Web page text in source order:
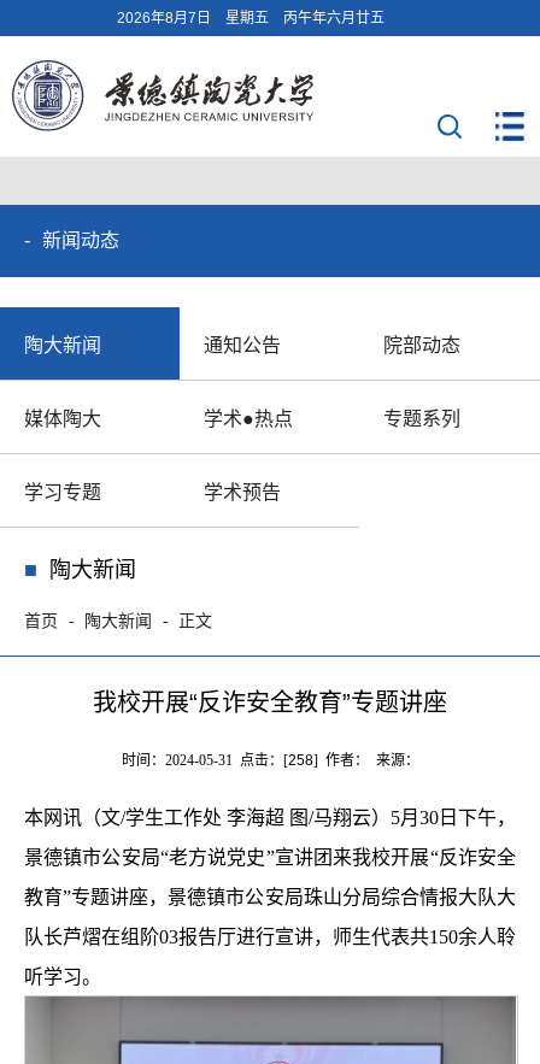
2026年8月7日 星期五 丙午年六月廿五
新闻动态
陶大新闻 通知公告 院部动态
媒体陶大 学术●热点 专题系列
学习专题 学术预告
陶大新闻
首页 陶大新闻 正文
我校开展“反诈安全教育”专题讲座
时间：2024-05-31 点击：[258] 作者： 来源：
本网讯（文/学生工作处 李海超 图/马翔云）5月30日下午，
景德镇市公安局“老方说党史”宣讲团来我校开展“反诈安全
教育”专题讲座，景德镇市公安局珠山分局综合情报大队大
队长芦熠在组阶03报告厅进行宣讲，师生代表共150余人聆
听学习。